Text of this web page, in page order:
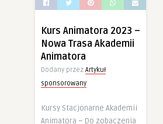
Kurs Animatora 2023 –
Nowa Trasa Akademii
Animatora
Dodany przez Artykuł
sponsorowany
Kursy Stacjonarne Akademii
Animatora – Do zobaczenia